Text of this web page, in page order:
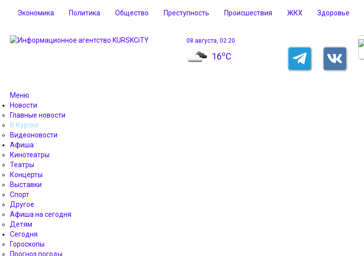
Экономика Политика Общество Преступность Происшествия ЖКХ Здоровье
08 августа, 02:20
16oC
Меню
Новости
Главные новости
В Курске
Видеоновости
Афиша
Кинотеатры
Театры
Концерты
Выставки
Спорт
Другое
Афиша на сегодня
Детям
Сегодня
Гороскопы
Прогноз погоды